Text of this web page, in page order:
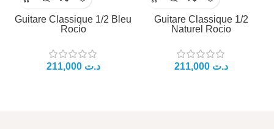
Guitare Classique 1/2 Bleu
Rocio
د.ت
Guitare Classique 1/2
Naturel Rocio
د.ت